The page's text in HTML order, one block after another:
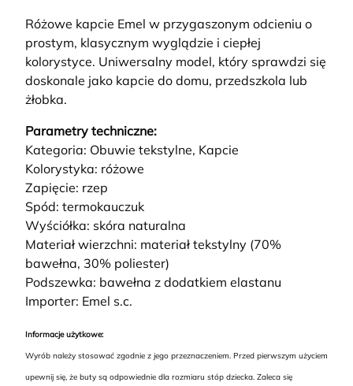
Różowe kapcie Emel w przygaszonym odcieniu o
prostym, klasycznym wyglądzie i ciepłej
kolorystyce. Uniwersalny model, który sprawdzi się
doskonale jako kapcie do domu, przedszkola lub
żłobka.
Parametry techniczne:
Kategoria: Obuwie tekstylne, Kapcie
Kolorystyka: różowe
Zapięcie: rzep
Spód: termokauczuk
Wyściółka: skóra naturalna
Materiał wierzchni: materiał tekstylny (70%
bawełna, 30% poliester)
Podszewka: bawełna z dodatkiem elastanu
Importer: Emel s.c.
Informacje użytkowe:
Wyrób należy stosować zgodnie z jego przeznaczeniem. Przed pierwszym użyciem
upewnij się, że buty są odpowiednie dla rozmiaru stóp dziecka. Zaleca się